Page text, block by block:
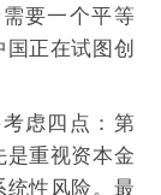
要一个平等
正在试图创
虑四点：第
是重视资本金
统性风险。最